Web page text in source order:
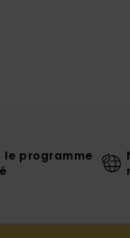
le programme